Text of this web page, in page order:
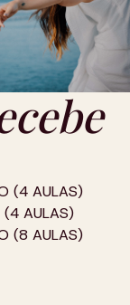
(4 AULAS)
(4 AULAS)
(8 AULAS)